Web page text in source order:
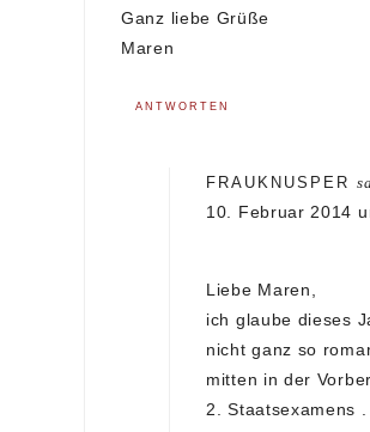
Ganz liebe Grüße
Maren
ANTWORTEN
FRAUKNUSPER
10. Februar 2014
Liebe Maren,
ich glaube dieses
nicht ganz so
mitten in der
2. Staatsexamens